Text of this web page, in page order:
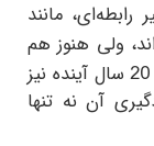
مانند
هم
و احتمالاً تا 20 سال آینده نیز
نه تنها